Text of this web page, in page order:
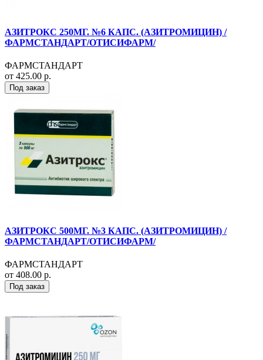
АЗИТРОКС 250МГ. №6 КАПС. (АЗИТРОМИЦИН) /
ФАРМСТАНДАРТ/ОТИСИФАРМ/
ФАРМСТАНДАРТ
от 425.00 р.
Под заказ
АЗИТРОКС 500МГ. №3 КАПС. (АЗИТРОМИЦИН) /
ФАРМСТАНДАРТ/ОТИСИФАРМ/
ФАРМСТАНДАРТ
от 408.00 р.
Под заказ